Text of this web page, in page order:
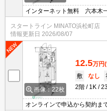
インターネット無料 六本木
屋 宅配ボックス 二口コン
スタートライン MINATO浜松町店
情報更新日 2026/08/07
画像：22枚
12.5万円
敷
なし
2階
1K
オンラインで申込から契約ま